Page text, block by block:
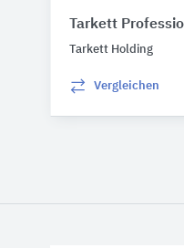
Tarkett
Tarkett Holding
Vergleichen